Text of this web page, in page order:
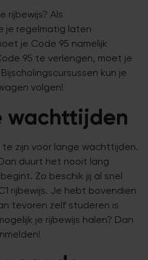
rijbewijs? Als
je regelmatig laten
je Code 95 namelijk
95 te verlengen, moet je
kun je
volgen!
wachttijden
zijn voor lange wachttijden.
duurt het nooit lang
Zo beschik jij al snel
rijbewijs. Je hebt bovendien
tevoren zelf studeren is
je rijbewijs halen? Dan